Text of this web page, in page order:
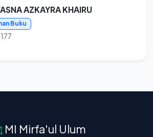
AZKAYRA KHAIRU
Buku
MI Mirfa'ul Ulum